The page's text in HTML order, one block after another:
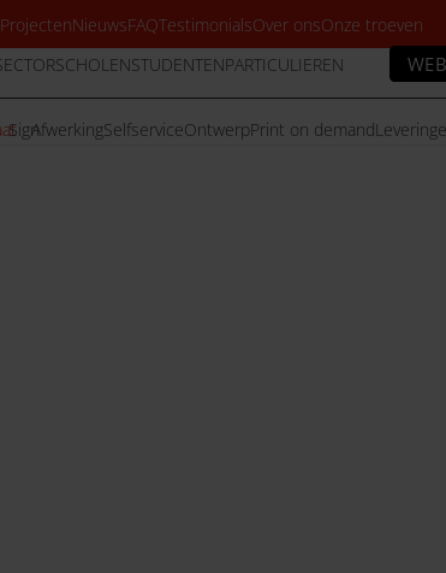
ProjectenNieuwsFAQTestimonialsOver onsOnze troeven
SCHOLENSTUDENTENPARTICULIEREN
SignAfwerkingSelfserviceOntwerpPrint on demand